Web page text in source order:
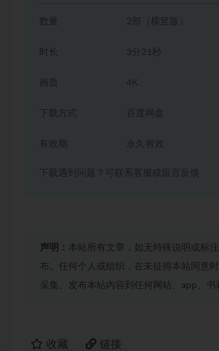
数量 2部（横竖版）
时长 3分21秒
4K
下载方式 百度网盘
有效期 永久有效
下载遇到问题？可联系客服或留言反馈
声明： 本站所有文章，如无特殊说明或标
布。任何个人或组织，在未征得本站同意
采集、发布本站内容到任何网站、app、书
收藏 链接